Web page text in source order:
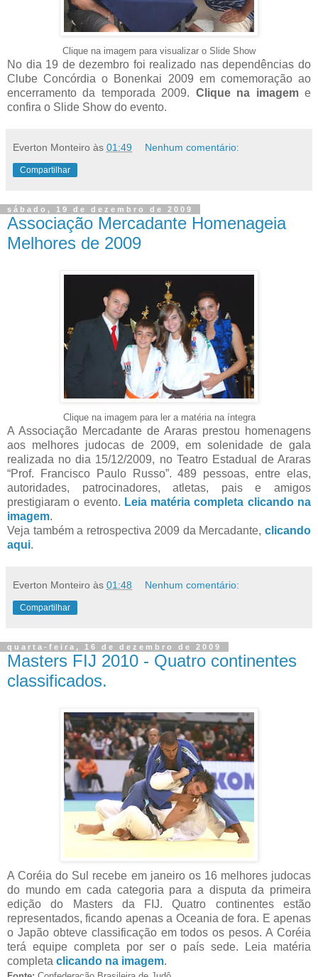
Clique na imagem para visualizar o Slide Show
No dia 19 de dezembro foi realizado nas dependências do
Clube Concórdia o Bonenkai 2009 em comemoração ao
encerramento da temporada 2009. Clique na imagem e
confira o Slide Show do evento.
Everton Monteiro às 01:49 Nenhum comentário:
Compartilhar
sábado, 19 de dezembro de 2009
Associação Mercadante Homenageia
Melhores de 2009
Clique na imagem para ler a matéria na íntegra
A Associação Mercadante de Araras prestou homenagens
aos melhores judocas de 2009, em solenidade de gala
realizada no dia 15/12/2009, no Teatro Estadual de Araras
“Prof. Francisco Paulo Russo”. 489 pessoas, entre elas,
autoridades, patrocinadores, atletas, pais e amigos
prestigiaram o evento. Leia matéria completa clicando na
imagem.
Veja também a retrospectiva 2009 da Mercadante, clicando
aqui.
Everton Monteiro às 01:48 Nenhum comentário:
Compartilhar
quarta-feira, 16 de dezembro de 2009
Masters FIJ 2010 - Quatro continentes
classificados.
A Coréia do Sul recebe em janeiro os 16 melhores judocas
do mundo em cada categoria para a disputa da primeira
edição do Masters da FIJ. Quatro continentes estão
representados, ficando apenas a Oceania de fora. E apenas
o Japão obteve classificação em todos os pesos. A Coréia
terá equipe completa por ser o país sede. Leia matéria
completa clicando na imagem.